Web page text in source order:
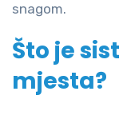
snagom.
Što je
mjesta?